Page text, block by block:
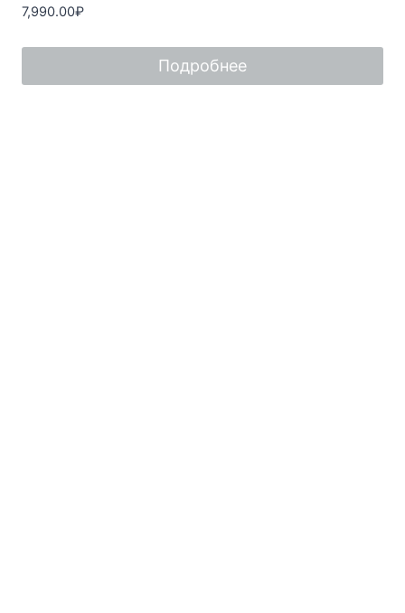
Оценка
0
5
7,990.00₽
Подробнее